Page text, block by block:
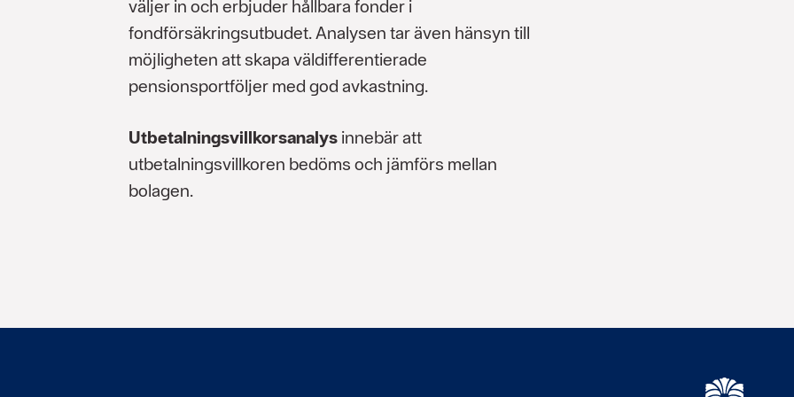
väljer in och erbjuder hållbara fonder i
fondförsäkringsutbudet. Analysen tar även hänsyn till
möjligheten att skapa väldifferentierade
pensionsportföljer med god avkastning.
Utbetalningsvillkorsanalysinnebär att
utbetalningsvillkoren bedöms och jämförs mellan
bolagen.